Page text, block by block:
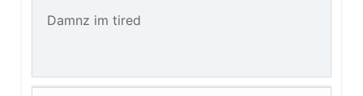
Damnz im tired